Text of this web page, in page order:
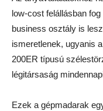
low-cost felállásban
business osztály is
ismeretlenek, ugyanis
200ER típusú
légitársaság
Ezek a gépmadarak